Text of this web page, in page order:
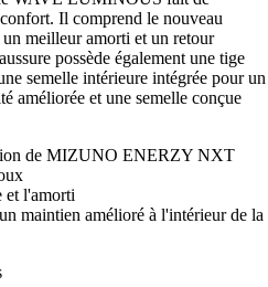
Il comprend le nouveau
meilleur amorti et un retour
possède également une tige
semelle intérieure intégrée pour un
améliorée et une semelle conçue
de MIZUNO ENERZY NXT
et l'amorti
maintien amélioré à l'intérieur de la